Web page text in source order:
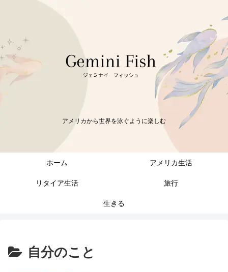
アメリカから世界を泳ぐように楽しむ
ホーム アメリカ生活
リタイア生活 旅行
生きる
自分のこと